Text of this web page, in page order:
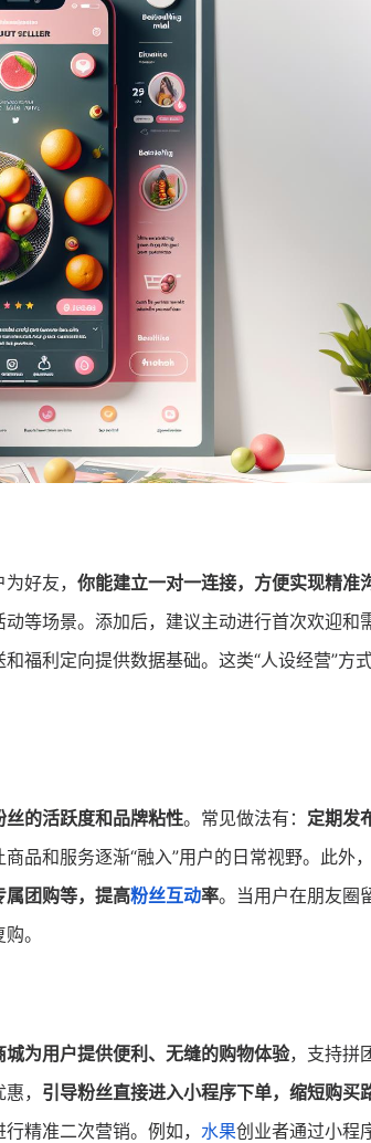
好友， 你能建立一对一连接，方便实现精准
动等场景。添加后，建议主动进行首次欢迎和
和福利定向提供数据基础。这类“人设经营”方
的活跃度和品牌粘性。常见做法有： 定期发
品和服务逐渐“融入”用户的日常视野。此外
属团购等，提高粉丝互动率。当用户在朋友圈
。
城为用户提供便利、无缝的购物体验，支持拼
， 引导粉丝直接进入小程序下单，缩短购买
精准二次营销。例如， 水果创业者通过小程